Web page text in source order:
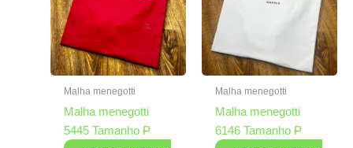
Malha menegotti
Malha menegotti
5445 Tamanho P
Malha menegotti
Malha menegotti
6146 Tamanho P